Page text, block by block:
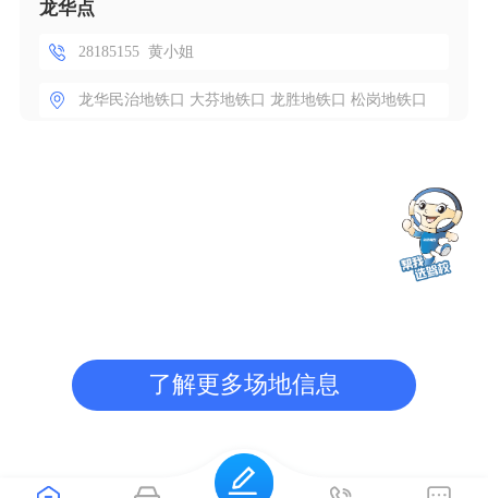
龙华点
28185155 黄小姐
龙华民治地铁口 大芬地铁口 龙胜地铁口 松岗地铁口
了解更多场地信息